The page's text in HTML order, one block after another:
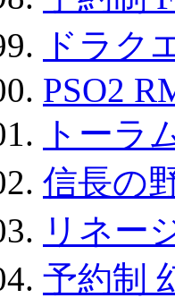
ドラク
PSO2
トーラ
信長の
リネー
予約制